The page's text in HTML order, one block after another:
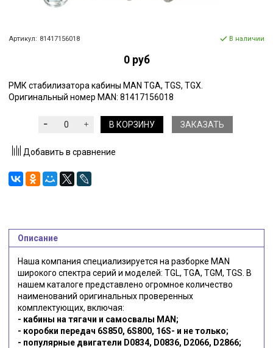
Артикул: 81417156018 В наличии
0 руб
РМК стабилизатора кабины MAN TGA, TGS, TGX.
Оригинальный номер MAN: 81417156018
В КОРЗИНУ ЗАКАЗАТЬ
Добавить в сравнение
Описание
Наша компания специализируется на разборке MAN
широкого спектра серий и моделей: TGL, TGA, TGM, TGS. В
нашем каталоге представлено огромное количество
наименований оригинальных проверенных
комплектующих, включая:
- кабины на тягачи и самосвалы MAN;
- коробки передач 6S850, 6S800, 16S- и не только;
- популярные двигатели D0834, D0836, D2066, D2866;